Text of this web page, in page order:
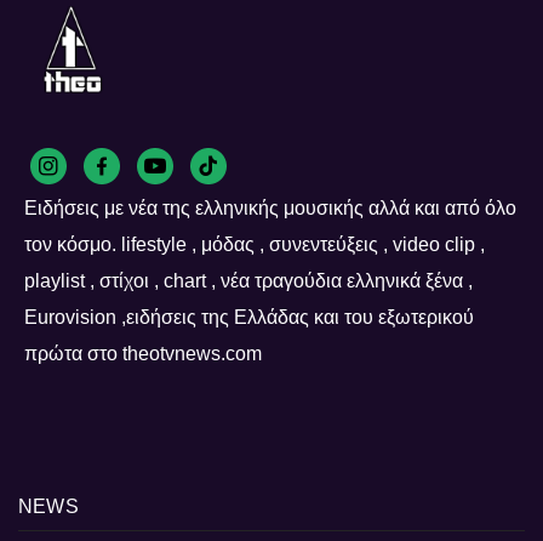
Ειδήσεις με νέα της ελληνικής μουσικής αλλά και από όλο
τον κόσμο. lifestyle , μόδας , συνεντεύξεις , video clip ,
playlist , στίχοι , chart , νέα τραγούδια ελληνικά ξένα ,
Eurovision ,ειδήσεις της Ελλάδας και του εξωτερικού
πρώτα στο theotvnews.com
NEWS